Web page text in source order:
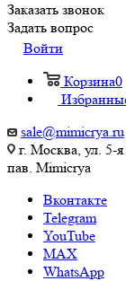
Заказать звонок
Задать вопрос
Войти
Корзина0
sale@mimicrya.ru
г. Москва, ул. 5-
пав. Mimicrya
Вконтакте
Telegram
YouTube
MAX
WhatsApp